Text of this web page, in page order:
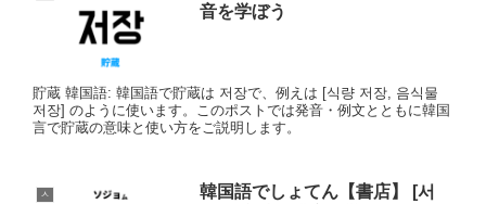
音を学ぼう
貯蔵 韓国語: 韓国語で貯蔵は 저장で、例えは [식량 저장, 음식물
저장] のように使います。このポストでは発音・例文とともに韓国
言で貯蔵の意味と使い方をご説明します。
ㅅ
韓国語でしょてん【書店】 [서